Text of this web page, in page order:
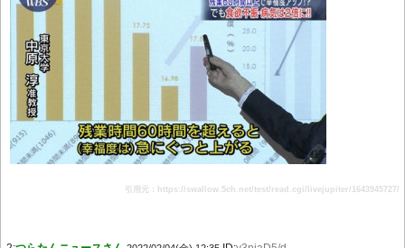
引用元：https://swallow.5ch.net/test/read.cgi/livejupiter/1643945727/